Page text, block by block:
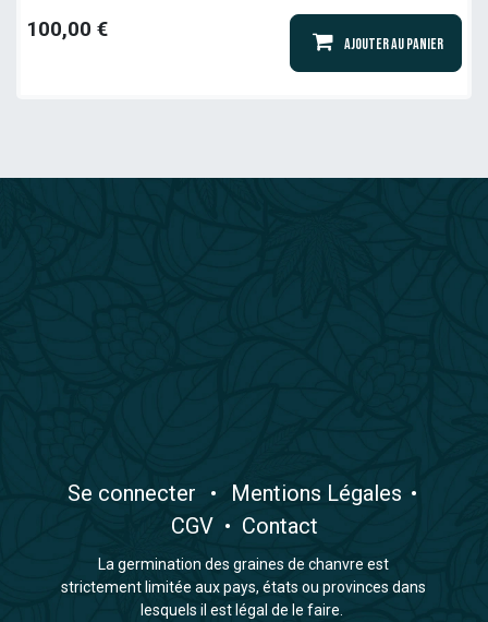
100,00 €
Ajouter au panier
​Se connecter • ​Mentions Légales •
CGV• Contact
La germination des graines de chanvre est
strictement limitée aux pays, états ou provinces dans
lesquels il est légal de le faire.